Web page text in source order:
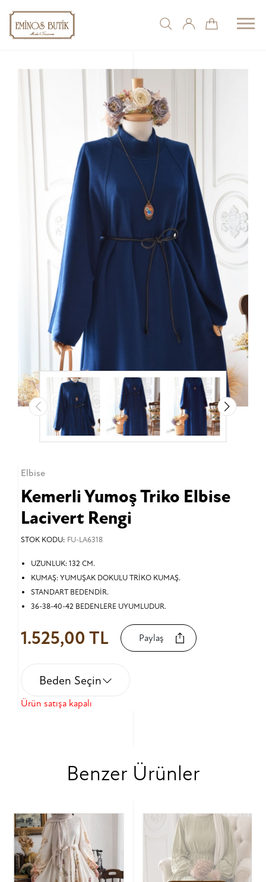
Elbise
Kemerli Yumoş Triko Elbise
Lacivert Rengi
STOK KODU: FU-LA6318
UZUNLUK: 132 CM.
KUMAŞ: YUMUŞAK DOKULU TRİKO KUMAŞ.
STANDART BEDENDİR.
36-38-40-42 BEDENLERE UYUMLUDUR.
1.525,00 TL Paylaş
Beden Seçin
Ürün satışa kapalı
Benzer Ürünler